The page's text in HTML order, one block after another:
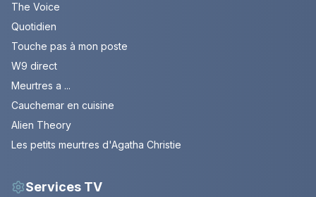
The Voice
Quotidien
Touche pas à mon poste
W9 direct
Meurtres a ...
Cauchemar en cuisine
Alien Theory
Les petits meurtres d'Agatha Christie
Services TV